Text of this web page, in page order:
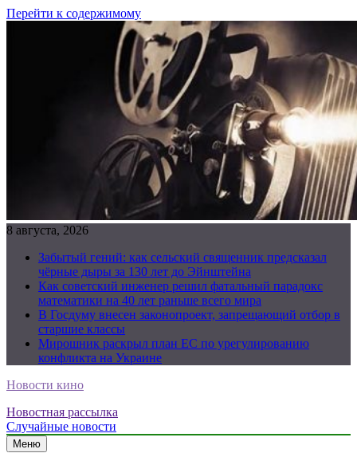
Перейти к содержимому
8 августа, 2026
Забытый гений: как сельский священник предсказал
чёрные дыры за 130 лет до Эйнштейна
Как советский инженер решил фатальный парадокс
математики на 40 лет раньше всего мира
В Госдуму внесен законопроект, запрещающий отбор в
старшие классы
Мирошник раскрыл план ЕС по урегулированию
конфликта на Украине
Новости кино
Новостная рассылка
Случайные новости
Меню